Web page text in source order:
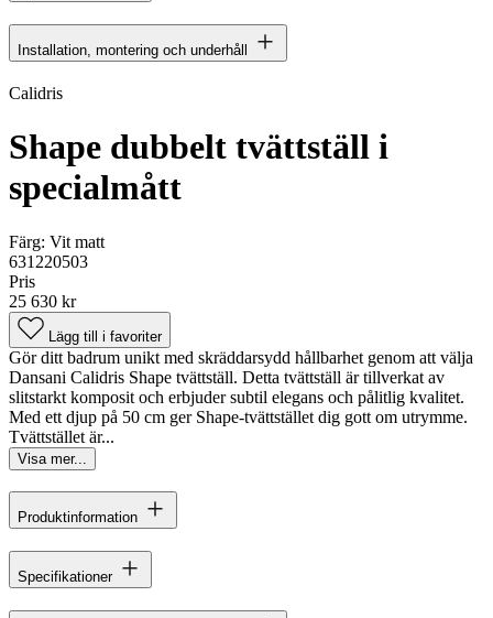
Installation, montering och underhåll
Calidris
Shape dubbelt tvättställ i
specialmått
Färg: Vit matt
631220503
Pris
25 630 kr
Lägg till i favoriter
Gör ditt badrum unikt med skräddarsydd hållbarhet genom att välja
Dansani Calidris Shape tvättställ. Detta tvättställ är tillverkat av
slitstarkt komposit och erbjuder subtil elegans och pålitlig kvalitet.
Med ett djup på 50 cm ger Shape-tvättstället dig gott om utrymme.
Tvättstället är...
Visa mer...
Produktinformation
Specifikationer